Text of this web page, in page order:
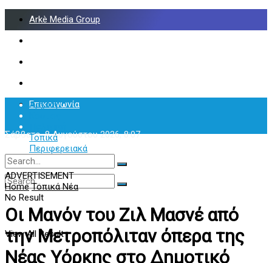
Arkè Media Group
Επικοινωνία
Σάββατο, 8 Αυγούστου 2026, 8:07
Αρχική
Τοπικά
Περιφερειακά
Υγεία
No Result
View All Result
No Result
View All Result
ADVERTISEMENT
Home Τοπικά Νέα
Οι Μανόν του Ζιλ Μασνέ από
την Μετροπόλιταν όπερα της
Νέας Υόρκης στο Δημοτικό